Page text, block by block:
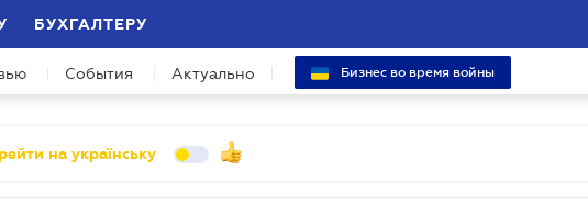
БУХГАЛТЕРУ
События Актуально Бизнес во время войны
на українську